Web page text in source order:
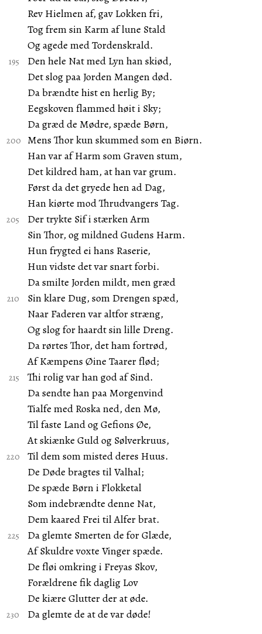
Rev Hielmen af, gav Lokken fri,
Tog frem sin Karm af lune Stald
Og agede med Tordenskrald.
Den hele Nat med Lyn han skiød,
Det slog paa Jorden Mangen død.
Da brændte hist en herlig By;
Eegskoven flammed høit i Sky;
Da græd de Mødre, spæde Børn,
Mens Thor kun skummed som en Biørn.
Han var af Harm som Graven stum,
Det kildred ham, at han var grum.
Først da det gryede hen ad Dag,
Han kiørte mod Thrudvangers Tag.
Der trykte Sif i stærken Arm
Sin Thor, og mildned Gudens Harm.
Hun frygted ei hans Raserie,
Hun vidste det var snart forbi.
Da smilte Jorden mildt, men græd
Sin klare Dug, som Drengen spæd,
Naar Faderen var altfor stræng,
Og slog for haardt sin lille Dreng.
Da rørtes Thor, det ham fortrød,
Af Kæmpens Øine Taarer flød;
Thi rolig var han god af Sind.
Da sendte han paa Morgenvind
Tialfe med Roska ned, den Mø,
Til faste Land og Gefions Øe,
At skiænke Guld og Sølverkruus,
Til dem som misted deres Huus.
De Døde bragtes til Valhal;
De spæde Børn i Flokketal
Som indebrændte denne Nat,
Dem kaared Frei til Alfer brat.
Da glemte Smerten de for Glæde,
Af Skuldre voxte Vinger spæde.
De fløi omkring i Freyas Skov,
Forældrene fik daglig Lov
De kiære Glutter der at øde.
Da glemte de at de var døde!